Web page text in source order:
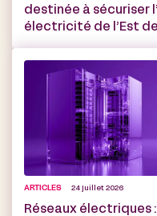
destinée à sécuriser
électricité de l’Est
ARTICLES 24 juillet 2026
Réseaux électriques